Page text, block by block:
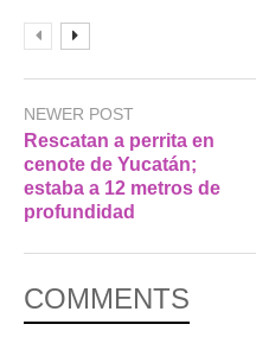
NEWER POST
Rescatan a perrita en
cenote de Yucatán;
estaba a 12 metros de
profundidad
COMMENTS